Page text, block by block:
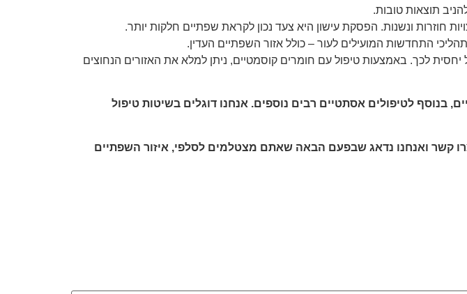
תוצאות טובות.
חוזרות ונשנות. הפסקת עישון היא צעד נכון לקראת שפתיים חלקות יותר.
התחדשות המועילים לעור – כולל אזור השפתיים העדין.
לכך. באמצעות טיפול עם חומרים קוסמטיים, ניתן למלא את האזורים הנחוצים
בנוסף לטיפולים אסתטיים רבים נוספים. אנחנו דוגלים בשיטות טיפול
קשר ואנחנו נדאג שבפעם הבאה שאתם מצטלמים לסלפי, איזור השפתיים